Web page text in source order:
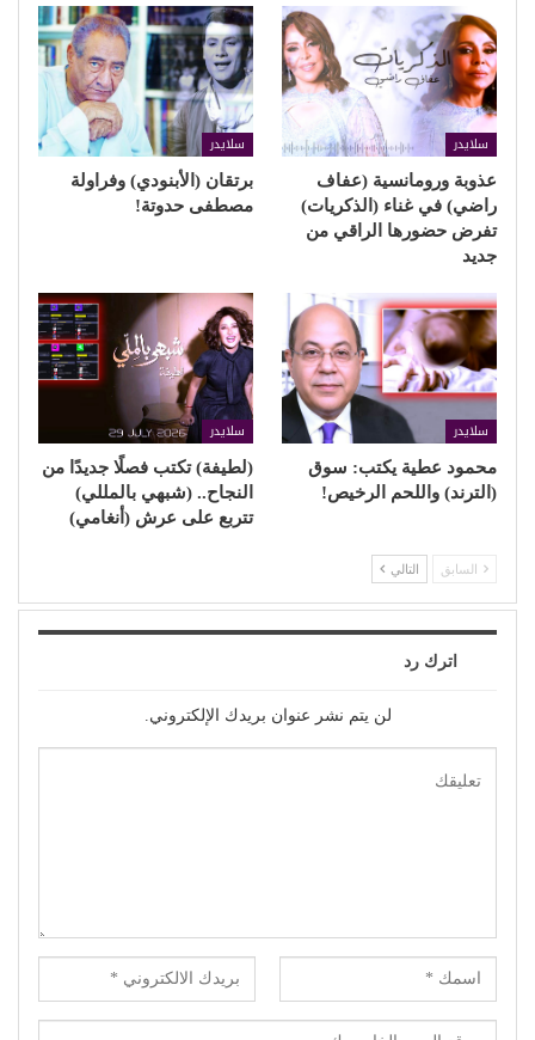
سلايدر
عذوبة ورومانسية (عفاف
راضي) في غناء (الذكريات)
تفرض حضورها الراقي من
جديد
سلايدر
برتقان (الأبنودي) وفراولة
مصطفى حدوتة!
سلايدر
محمود عطية يكتب: سوق
(الترند) واللحم الرخيص!
سلايدر
(لطيفة) تكتب فصلًا جديدًا من
النجاح.. (شبهي بالمللي)
تتربع على عرش (أنغامي)
السابق التالي
اترك رد
لن يتم نشر عنوان بريدك الإلكتروني.